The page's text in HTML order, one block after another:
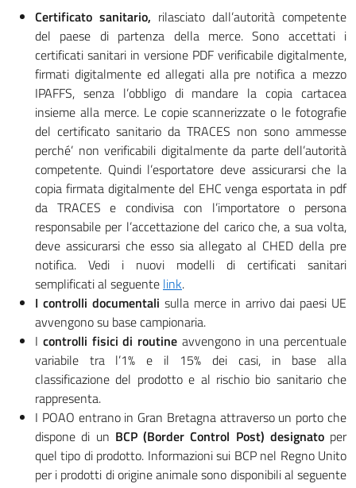
Certificato sanitario, rilasciato dall’autorità competente
del paese di partenza della merce. Sono accettati i
certificati sanitari in versione PDF verificabile digitalmente,
firmati digitalmente ed allegati alla pre notifica a mezzo
IPAFFS, senza l’obbligo di mandare la copia cartacea
insieme alla merce. Le copie scannerizzate o le fotografie
del certificato sanitario da TRACES non sono ammesse
perché’ non verificabili digitalmente da parte dell’autorità
competente. Quindi l’esportatore deve assicurarsi che la
copia firmata digitalmente del EHC venga esportata in pdf
da TRACES e condivisa con l’importatore o persona
responsabile per l’accettazione del carico che, a sua volta,
deve assicurarsi che esso sia allegato al CHED della pre
notifica. Vedi i nuovi modelli di certificati sanitari
semplificati al seguente link.
I controlli documentali sulla merce in arrivo dai paesi UE
avvengono su base campionaria.
I controlli fisici di routine avvengono in una percentuale
variabile tra l’1% e il 15% dei casi, in base alla
classificazione del prodotto e al rischio bio sanitario che
rappresenta.
I POAO entrano in Gran Bretagna attraverso un porto che
dispone di un BCP (Border Control Post) designatoper
quel tipo di prodotto. Informazioni sui BCP nel Regno Unito
per i prodotti di origine animale sono disponibili al seguente